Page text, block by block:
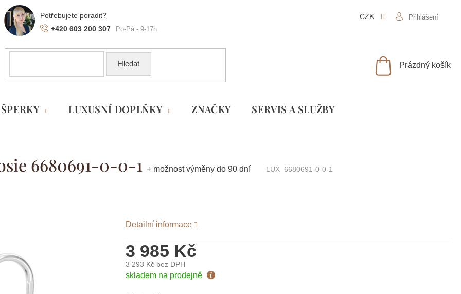
+420 603 200 307
CZK Přihlášení
Hledat
NÁKUPNÍ
Prázdný košík
ŠPERKY LUXUSNÍ DOPLŇKY ZNAČKY SLUŽBY
6680691-0-0-1 + možnost výměny do 90 dní LUX_6680691-0-0-1
3 985 Kč
3 293 Kč bez DPH
Měrná
skladem na prodejně
Detailní informace